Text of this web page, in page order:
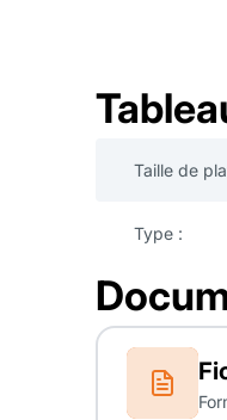
Taille de
Type :